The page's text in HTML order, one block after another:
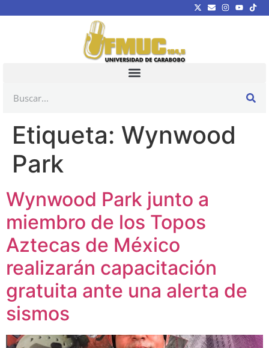
Etiqueta: Wynwood
Park
Wynwood Park junto a
miembro de los Topos
Aztecas de México
realizarán capacitación
gratuita ante una alerta de
sismos